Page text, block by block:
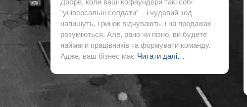
Добре, коли ваші кофаундери такі собі
“універсальні солдати” – і чудовий код
напишуть, і ринок відчувають, і на продажах
розуміються. Але, рано чи пізно, ви будете
наймати працівників та формувати команду.
Адже, ваш бізнес має Читати далі…